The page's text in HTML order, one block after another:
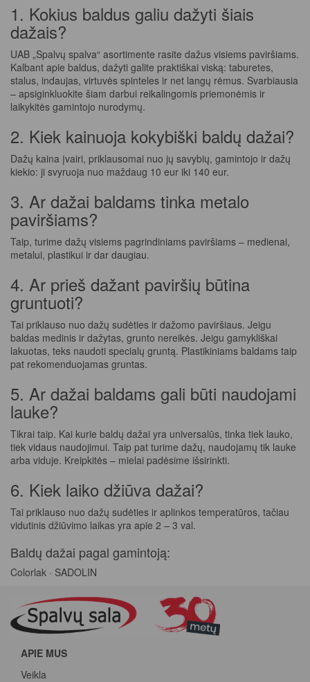
1. Kokius baldus galiu dažyti šiais
dažais?
UAB „Spalvų spalva“ asortimente rasite dažus visiems paviršiams.
Kalbant apie baldus, dažyti galite praktiškai viską: taburetes,
stalus, indaujas, virtuvės spinteles ir net langų rėmus. Svarbiausia
– apsiginkluokite šiam darbui reikalingomis priemonėmis ir
laikykitės gamintojo nurodymų.
2. Kiek kainuoja kokybiški baldų dažai?
Dažų kaina įvairi, priklausomai nuo jų savybių, gamintojo ir dažų
kiekio: ji svyruoja nuo maždaug 10 eur iki 140 eur.
3. Ar dažai baldams tinka metalo
paviršiams?
Taip, turime dažų visiems pagrindiniams paviršiams – medienai,
metalui, plastikui ir dar daugiau.
4. Ar prieš dažant paviršių būtina
gruntuoti?
Tai priklauso nuo dažų sudėties ir dažomo paviršiaus. Jeigu
baldas medinis ir dažytas, grunto nereikės. Jeigu gamykliškai
lakuotas, teks naudoti specialų gruntą. Plastikiniams baldams taip
pat rekomenduojamas gruntas.
5. Ar dažai baldams gali būti naudojami
lauke?
Tikrai taip. Kai kurie baldų dažai yra universalūs, tinka tiek lauko,
tiek vidaus naudojimui. Taip pat turime dažų, naudojamų tik lauke
arba viduje. Kreipkitės – mielai padėsime išsirinkti.
6. Kiek laiko džiūva dažai?
Tai priklauso nuo dažų sudėties ir aplinkos temperatūros, tačiau
vidutinis džiūvimo laikas yra apie 2 – 3 val.
Baldų dažai pagal gamintoją:
Colorlak · SADOLIN
APIE MUS
Veikla